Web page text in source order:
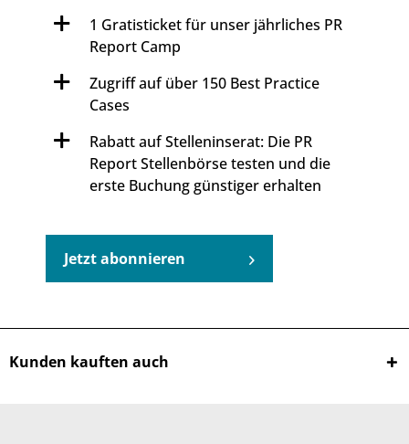
1 Gratisticket für unser jährliches PR
Report Camp
Zugriff auf über 150 Best Practice
Cases
Rabatt auf Stelleninserat: Die PR
Report Stellenbörse testen und die
erste Buchung günstiger erhalten
Jetzt abonnieren
Kunden kauften auch